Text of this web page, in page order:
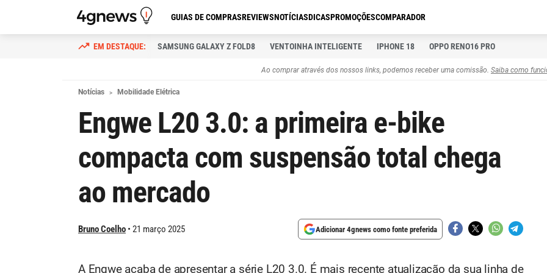
GUIAS DE COMPRASREVIEWSNOTÍCIASDICASPROMOÇÕESCOMPARADOR
SAMSUNG GALAXY Z FOLD8 VENTOINHA INTELIGENTE IPHONE 18 OPPO RENO16 PRO
Ao comprar através dos nossos links, podemos receber uma comissão. Saiba como
Notícias Mobilidade Elétrica
Engwe L20 3.0: a primeira e-bike
compacta com suspensão total chega
ao mercado
Bruno Coelho 21 março 2025 Adicionar 4gnews como fonte preferida
A Engwe acaba de apresentar a série L20 3.0. É mais recente atualização da sua linha de